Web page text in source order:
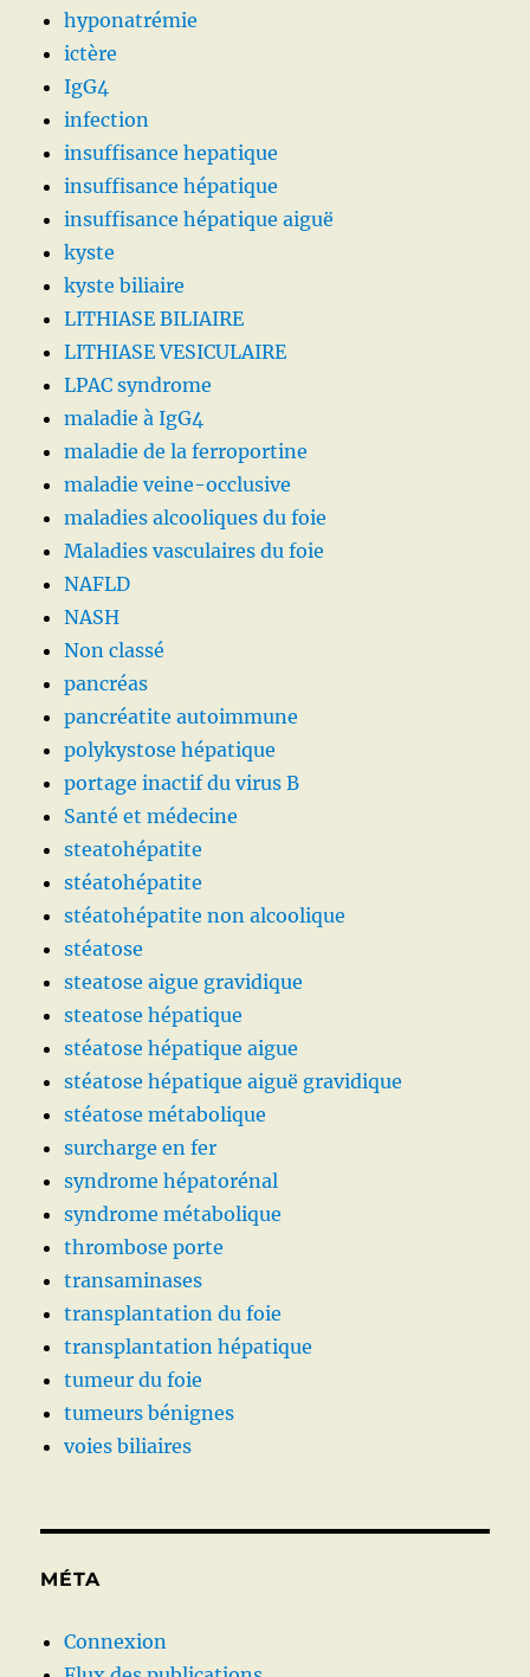
hyponatrémie
ictère
IgG4
infection
insuffisance hepatique
insuffisance hépatique
insuffisance hépatique aiguë
kyste
kyste biliaire
LITHIASE BILIAIRE
LITHIASE VESICULAIRE
LPAC syndrome
maladie à IgG4
maladie de la ferroportine
maladie veine-occlusive
maladies alcooliques du foie
Maladies vasculaires du foie
NAFLD
NASH
Non classé
pancréas
pancréatite autoimmune
polykystose hépatique
portage inactif du virus B
Santé et médecine
steatohépatite
stéatohépatite
stéatohépatite non alcoolique
stéatose
steatose aigue gravidique
steatose hépatique
stéatose hépatique aigue
stéatose hépatique aiguë gravidique
stéatose métabolique
surcharge en fer
syndrome hépatorénal
syndrome métabolique
thrombose porte
transaminases
transplantation du foie
transplantation hépatique
tumeur du foie
tumeurs bénignes
voies biliaires
MÉTA
Connexion